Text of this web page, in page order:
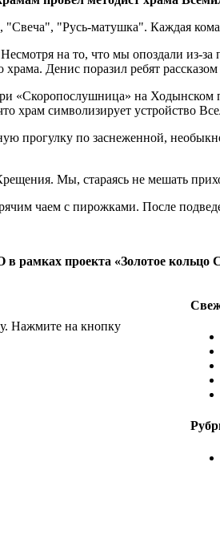
"Русь-матушка". Каждая
на то, что мы опоздали из-за
Денис поразил ребят
на Ходынском
храм символизирует устройство
прогулку по заснеженной,
Мы, стараясь не мешать
чаем с пирожками. После
проекта «Золотое кольцо
Нажмите на кнопку